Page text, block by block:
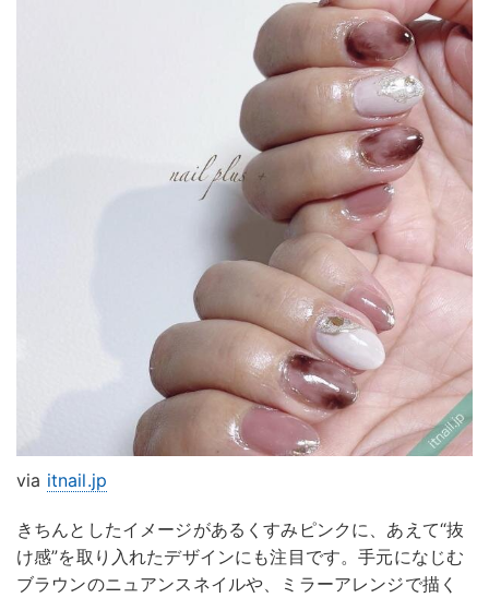
via itnail.jp
きちんとしたイメージがあるくすみピンクに、あえて“抜
け感”を取り入れたデザインにも注目です。手元になじむ
ブラウンのニュアンスネイルや、ミラーアレンジで描く